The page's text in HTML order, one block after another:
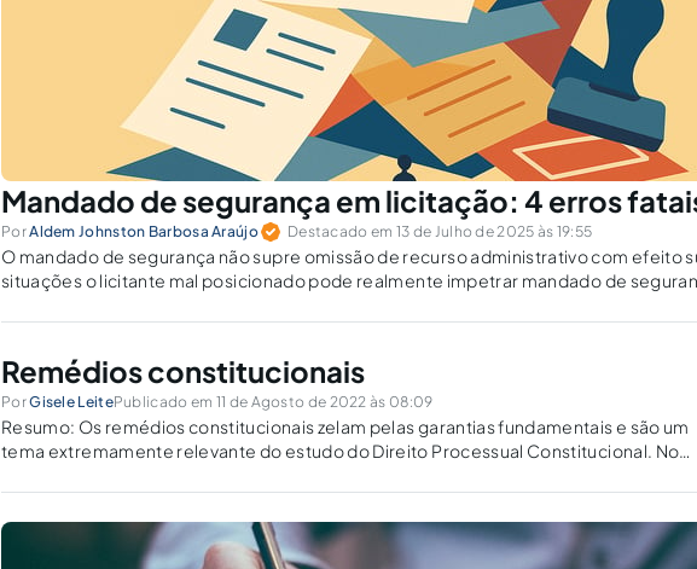
Mandado de segurança em licitação: 4 erros
PorAldem Johnston Barbosa Araújo Destacado em 13 de Julho de 2025 às 19:55
O mandado de segurança não supre omissão de recurso administrativo com efeito
situações o licitante mal posicionado pode realmente impetrar mandado de
Remédios constitucionais
PorGisele LeitePublicado em 11 de Agosto de 2022 às 08:09
Resumo: Os remédios constitucionais zelam pelas garantias fundamentais e são um
tema extremamente relevante do estudo do Direito Processual Constitucional. No
instituto do amparo, remédio fundamental...